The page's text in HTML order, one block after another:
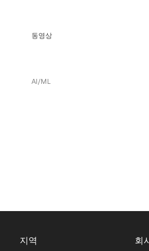
동영상
AI/ML
지역 회